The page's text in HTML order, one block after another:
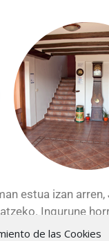
de las Cookies
estua izan
Ingurune